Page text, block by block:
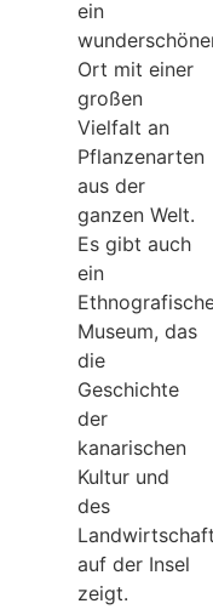
ein
Ort mit einer
großen
Vielfalt an
Pflanzenarten
aus der
ganzen Welt.
Es gibt auch
ein
Museum, das
die
Geschichte
der
kanarischen
Kultur und
des
auf der Insel
zeigt.